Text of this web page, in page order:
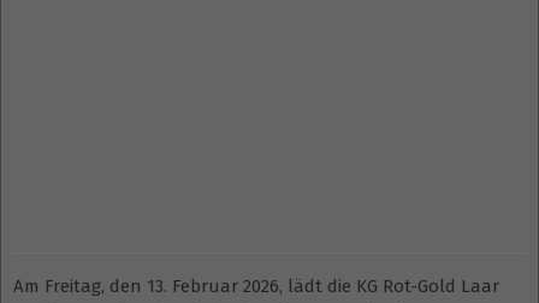
Am Freitag, den 13. Februar 2026, lädt die KG Rot-Gold Laar